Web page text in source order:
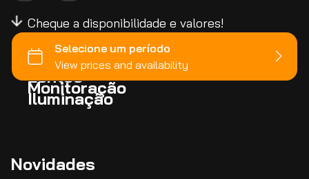
Cheque a disponibilidade e valores!
Câmeras
Lentes
Monitoração
Iluminação
Novidades